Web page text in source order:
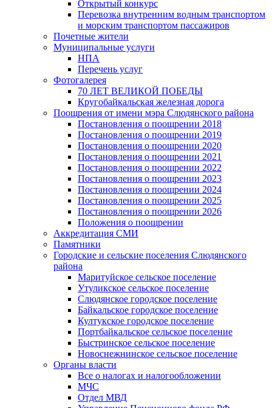
Открытый конкурс
Перевозка внутренним водным транспортом
и морским транспортом пассажиров
Почетные жители
Муниципальные услуги
НПА
Перечень услуг
Фотогалерея
70 ЛЕТ ВЕЛИКОЙ ПОБЕДЫ
Кругобайкальская железная дорога
Поощрения от имени мэра Слюдянского района
Постановления о поощрении 2018
Постановления о поощрении 2019
Постановления о поощрении 2020
Постановления о поощрении 2021
Постановления о поощрении 2022
Постановления о поощрении 2023
Постановления о поощрении 2024
Постановления о поощрении 2025
Постановления о поощрении 2026
Положения о поощрении
Аккредитация СМИ
Памятники
Городские и сельские поселения Слюдянского
района
Маритуйское сельское поселение
Утуликское сельское поселение
Слюдянское городское поселение
Байкальское городское поселение
Култукское городское поселение
Портбайкальское сельское поселение
Быстринское сельское поселение
Новоснежнинское сельское поселение
Органы власти
Все о налогах и налогообложении
МЧС
Отдел МВД